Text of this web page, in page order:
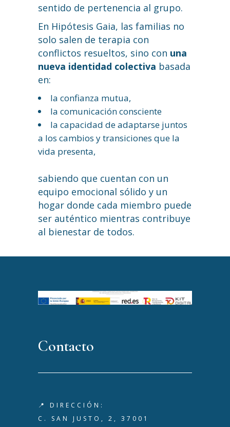
sentido de pertenencia al grupo.
En Hipótesis Gaia, las familias no
solo salen de terapia con
conflictos resueltos, sino con una
nueva identidad colectiva basada
en:
la confianza mutua,
la comunicación consciente
la capacidad de adaptarse juntos
a los cambios y transiciones que la
vida presenta,
sabiendo que cuentan con un
equipo emocional sólido y un
hogar donde cada miembro puede
ser auténtico mientras contribuye
al bienestar de todos.
Contacto
📍 DIRECCIÓN:
C. SAN JUSTO, 2, 37001